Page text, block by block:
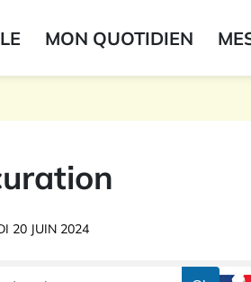
MON QUOTIDIEN
20 JUIN 2024